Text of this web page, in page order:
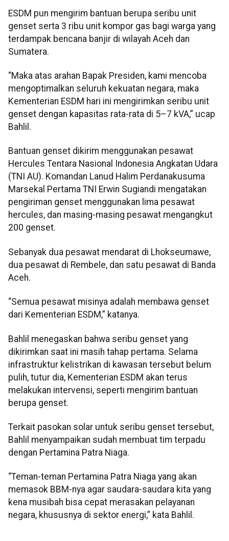
ESDM pun mengirim bantuan berupa seribu unit
genset serta 3 ribu unit kompor gas bagi warga yang
terdampak bencana banjir di wilayah Aceh dan
Sumatera.
“Maka atas arahan Bapak Presiden, kami mencoba
mengoptimalkan seluruh kekuatan negara, maka
Kementerian ESDM hari ini mengirimkan seribu unit
genset dengan kapasitas rata-rata di 5–7 kVA,” ucap
Bahlil.
Bantuan genset dikirim menggunakan pesawat
Hercules Tentara Nasional Indonesia Angkatan Udara
(TNI AU). Komandan Lanud Halim Perdanakusuma
Marsekal Pertama TNI Erwin Sugiandi mengatakan
pengiriman genset menggunakan lima pesawat
hercules, dan masing-masing pesawat mengangkut
200 genset.
Sebanyak dua pesawat mendarat di Lhokseumawe,
dua pesawat di Rembele, dan satu pesawat di Banda
Aceh.
“Semua pesawat misinya adalah membawa genset
dari Kementerian ESDM,” katanya.
Bahlil menegaskan bahwa seribu genset yang
dikirimkan saat ini masih tahap pertama. Selama
infrastruktur kelistrikan di kawasan tersebut belum
pulih, tutur dia, Kementerian ESDM akan terus
melakukan intervensi, seperti mengirim bantuan
berupa genset.
Terkait pasokan solar untuk seribu genset tersebut,
Bahlil menyampaikan sudah membuat tim terpadu
dengan Pertamina Patra Niaga.
“Teman-teman Pertamina Patra Niaga yang akan
memasok BBM-nya agar saudara-saudara kita yang
kena musibah bisa cepat merasakan pelayanan
negara, khususnya di sektor energi,” kata Bahlil.